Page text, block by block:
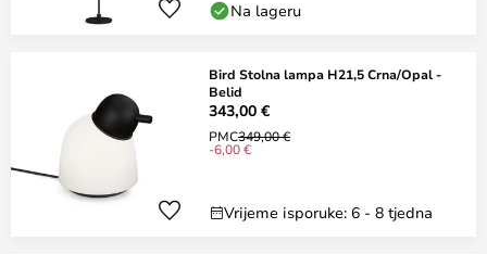
Na lageru
Bird Stolna lampa H21,5 Crna/Opal -
Belid
343,00 €
PMC349,00 €
-6,00 €
Vrijeme isporuke: 6 - 8 tjedna